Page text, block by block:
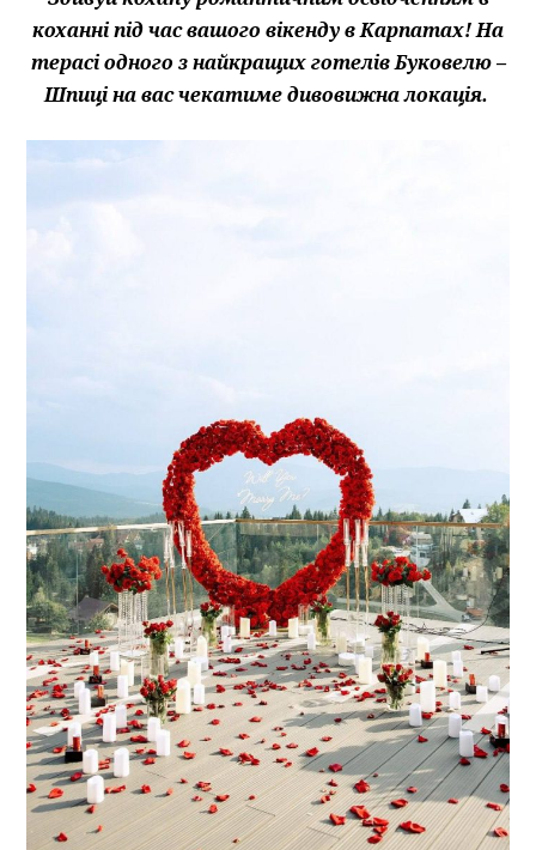
коханні під час вашого вікенду в Карпатах! На
терасі одного з найкращих готелів Буковелю –
Шпиці на вас чекатиме дивовижна локація.